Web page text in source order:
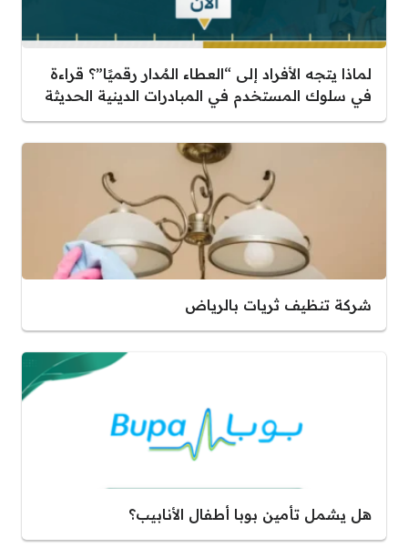
لماذا يتجه الأفراد إلى “العطاء المُدار رقميًا”؟ قراءة
في سلوك المستخدم في المبادرات الدينية الحديثة
شركة تنظيف ثريات بالرياض
هل يشمل تأمين بوبا أطفال الأنابيب؟